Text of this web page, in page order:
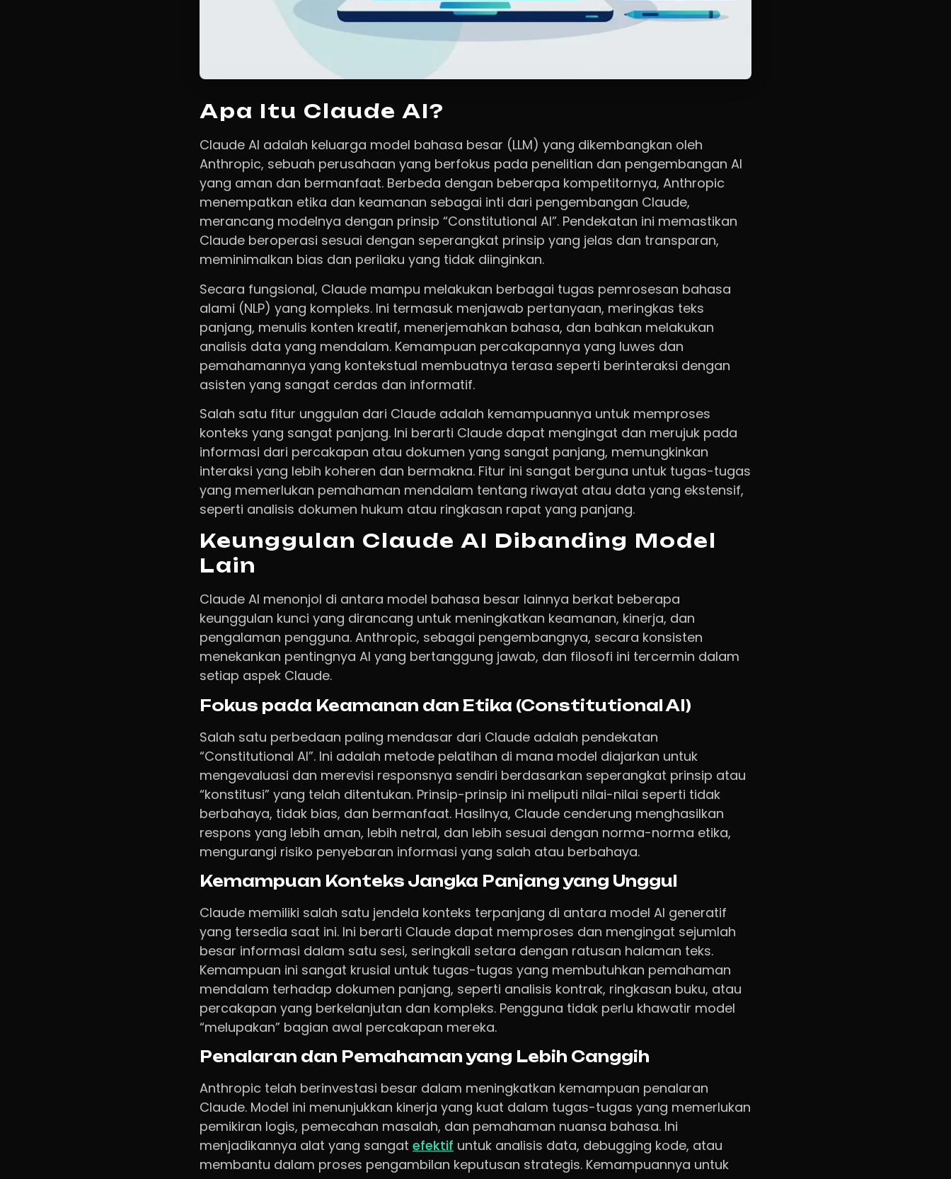
Apa Itu Claude AI?
Claude AI adalah keluarga model bahasa besar (LLM) yang dikembangkan oleh
Anthropic, sebuah perusahaan yang berfokus pada penelitian dan pengembangan AI
yang aman dan bermanfaat. Berbeda dengan beberapa kompetitornya, Anthropic
menempatkan etika dan keamanan sebagai inti dari pengembangan Claude,
merancang modelnya dengan prinsip “Constitutional AI”. Pendekatan ini memastikan
Claude beroperasi sesuai dengan seperangkat prinsip yang jelas dan transparan,
meminimalkan bias dan perilaku yang tidak diinginkan.
Secara fungsional, Claude mampu melakukan berbagai tugas pemrosesan bahasa
alami (NLP) yang kompleks. Ini termasuk menjawab pertanyaan, meringkas teks
panjang, menulis konten kreatif, menerjemahkan bahasa, dan bahkan melakukan
analisis data yang mendalam. Kemampuan percakapannya yang luwes dan
pemahamannya yang kontekstual membuatnya terasa seperti berinteraksi dengan
asisten yang sangat cerdas dan informatif.
Salah satu fitur unggulan dari Claude adalah kemampuannya untuk memproses
konteks yang sangat panjang. Ini berarti Claude dapat mengingat dan merujuk pada
informasi dari percakapan atau dokumen yang sangat panjang, memungkinkan
interaksi yang lebih koheren dan bermakna. Fitur ini sangat berguna untuk tugas-tugas
yang memerlukan pemahaman mendalam tentang riwayat atau data yang ekstensif,
seperti analisis dokumen hukum atau ringkasan rapat yang panjang.
Keunggulan Claude AI Dibanding Model
Lain
Claude AI menonjol di antara model bahasa besar lainnya berkat beberapa
keunggulan kunci yang dirancang untuk meningkatkan keamanan, kinerja, dan
pengalaman pengguna. Anthropic, sebagai pengembangnya, secara konsisten
menekankan pentingnya AI yang bertanggung jawab, dan filosofi ini tercermin dalam
setiap aspek Claude.
Fokus pada Keamanan dan Etika (Constitutional AI)
Salah satu perbedaan paling mendasar dari Claude adalah pendekatan
“Constitutional AI”. Ini adalah metode pelatihan di mana model diajarkan untuk
mengevaluasi dan merevisi responsnya sendiri berdasarkan seperangkat prinsip atau
“konstitusi” yang telah ditentukan. Prinsip-prinsip ini meliputi nilai-nilai seperti tidak
berbahaya, tidak bias, dan bermanfaat. Hasilnya, Claude cenderung menghasilkan
respons yang lebih aman, lebih netral, dan lebih sesuai dengan norma-norma etika,
mengurangi risiko penyebaran informasi yang salah atau berbahaya.
Kemampuan Konteks Jangka Panjang yang Unggul
Claude memiliki salah satu jendela konteks terpanjang di antara model AI generatif
yang tersedia saat ini. Ini berarti Claude dapat memproses dan mengingat sejumlah
besar informasi dalam satu sesi, seringkali setara dengan ratusan halaman teks.
Kemampuan ini sangat krusial untuk tugas-tugas yang membutuhkan pemahaman
mendalam terhadap dokumen panjang, seperti analisis kontrak, ringkasan buku, atau
percakapan yang berkelanjutan dan kompleks. Pengguna tidak perlu khawatir model
“melupakan” bagian awal percakapan mereka.
Penalaran dan Pemahaman yang Lebih Canggih
Anthropic telah berinvestasi besar dalam meningkatkan kemampuan penalaran
Claude. Model ini menunjukkan kinerja yang kuat dalam tugas-tugas yang memerlukan
pemikiran logis, pemecahan masalah, dan pemahaman nuansa bahasa. Ini
menjadikannya alat yang sangat efektif untuk analisis data, debugging kode, atau
membantu dalam proses pengambilan keputusan strategis. Kemampuannya untuk